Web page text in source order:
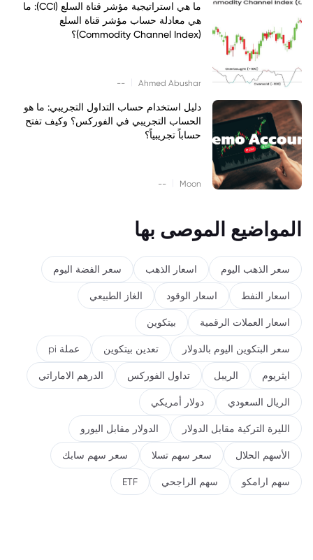
ما هي استراتيجية مؤشر قناة السلع (CCI): ما
هي معادلة حساب مؤشر قناة السلع
(Commodity Channel Index)؟
Ahmed Abushar
--
دليل استخدام حساب التداول التجريبي: ما هو
الحساب التجريبي في الفوركس؟ وكيف تفتح
حساباً تجريبياً؟
Moon
--
المواضيع الموصى بها
سعر الذهب اليوم اسعار الذهب سعر الفضة اليوم
اسعار النفط اسعار الوقود الغاز الطبيعي
اسعار العملات الرقمية بيتكوين
سعر البتكوين اليوم بالدولار تعدين بيتكوين عملة pi
ايثريوم الريبل تداول الفوركس الدرهم الاماراتي
الريال السعودي دولار أمريكي
الليرة التركية مقابل الدولار الدولار مقابل اليورو
الأسهم الحلال سعر سهم تسلا سعر سهم سابك
سهم ارامكو سهم الراجحي ETF